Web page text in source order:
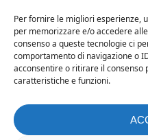
Per fornire le migliori esperienze,
per memorizzare e/o accedere
consenso a queste tecnologie ci
comportamento di navigazione o
acconsentire o ritirare il consenso
caratteristiche e funzioni.